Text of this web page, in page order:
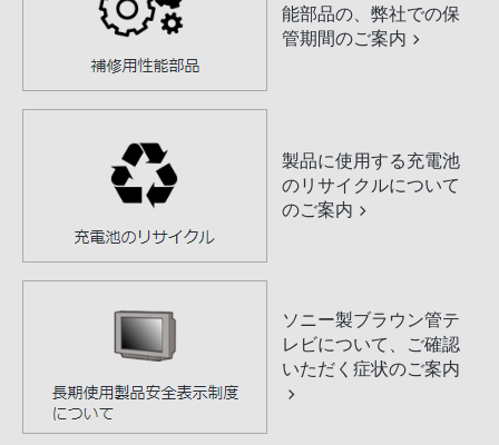
能部品の、弊社での保
管期間のご案内
製品に使用する充電池
のリサイクルについて
のご案内
ソニー製ブラウン管テ
レビについて、ご確認
いただく症状のご案内